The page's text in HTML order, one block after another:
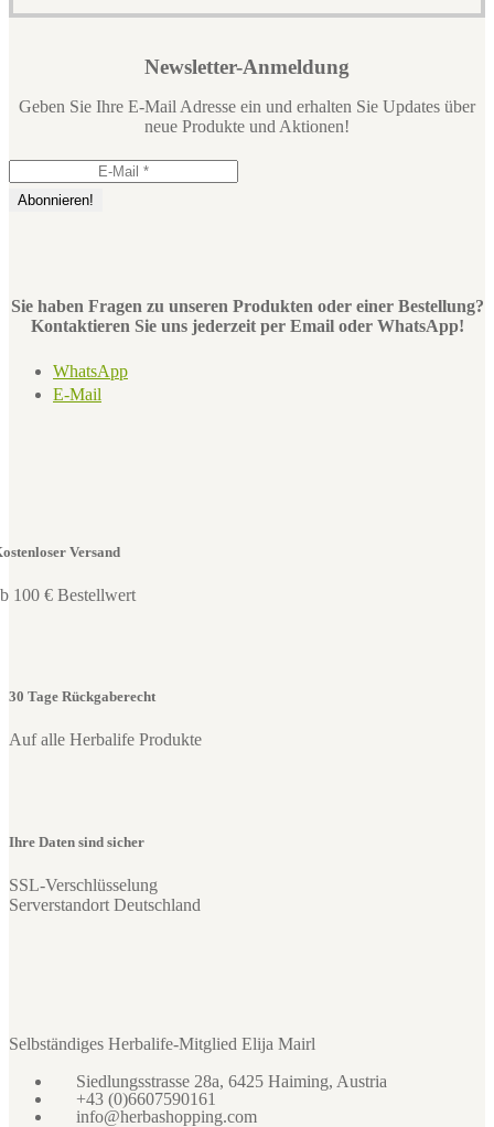
Newsletter-Anmeldung
Geben Sie Ihre E-Mail Adresse ein und erhalten Sie Updates über
neue Produkte und Aktionen!
Sie haben Fragen zu unseren Produkten oder einer Bestellung?
Kontaktieren Sie uns jederzeit per Email oder WhatsApp!
WhatsApp
E-Mail
Versand
100 € Bestellwert
30 Tage Rückgaberecht
Auf alle Herbalife Produkte
Ihre Daten sind sicher
SSL-Verschlüsselung
Serverstandort Deutschland
Selbständiges Herbalife-Mitglied Elija Mairl
Siedlungsstrasse 28a, 6425 Haiming, Austria
+43 (0)6607590161
info@herbashopping.com